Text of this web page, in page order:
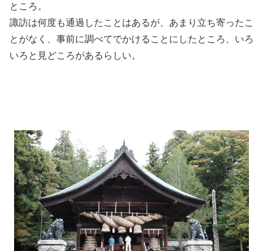
ところ。
諏訪は何度も通過したことはあるが、あまり立ち寄ったこ
とがなく、事前に調べてでかけることにしたところ、いろ
いろと見どころがあるらしい。